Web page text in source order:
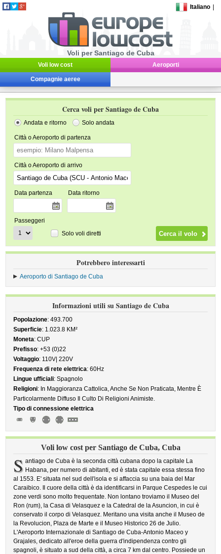
Italiano
Voli per Santiago de Cuba
Voli low cost Aeroporti
Compagnie aeree
Cerca voli per Santiago de Cuba
Andata e ritorno Solo andata
Città o Aeroporto di partenza
Città o Aeroporto di arrivo
Data partenza Data ritorno
Passeggeri
Solo voli diretti
Potrebbero interessarti
Aeroporto di Santiago de Cuba
Informazioni utili su Santiago de Cuba
Popolazione: 493.700
Superficie: 1.023.8 KM²
Moneta: CUP
Prefisso: +53 (0)22
Voltaggio: 110V| 220V
Frequenza di rete elettrica: 60Hz
Lingue ufficiali: Spagnolo
Religioni: In Maggioranza Cattolica, Anche Se Non Praticata, Mentre È
Particolarmente Diffuso Il Culto Di Religioni Animiste.
Tipo di connessione elettrica
Voli low cost per Santiago de Cuba, Cuba
S antiago de Cuba è la seconda città cubana dopo la capitale La
Habana, per numero di abitanti, ed è stata capitale essa stessa fino
al 1553. E' situata nel sud dell'isola e si affaccia su una baia del Mar
Caraibico. Il cuore della città è da identificarsi in Parque Cespedes le cui
zone verdi sono molto frequentate. Non lontano troviamo il Museo del
Ron (rum), la Casa di Velasquez e la Catedral de la Asuncion, in cui è
conservato il corpo di Velasquez. Meritano una visita anche il Museo de
la Revolucion, Plaza de Marte e il Museo Historico 26 de Julio.
L'Aeroporto Internazionale di Santiago de Cuba-Antonio Maceo y
Grajales, dedicato all'eroe della guerra d'indipendenza contro gli
spagnoli, è situato a sud della città, a circa 7 km dal centro. Possiede un